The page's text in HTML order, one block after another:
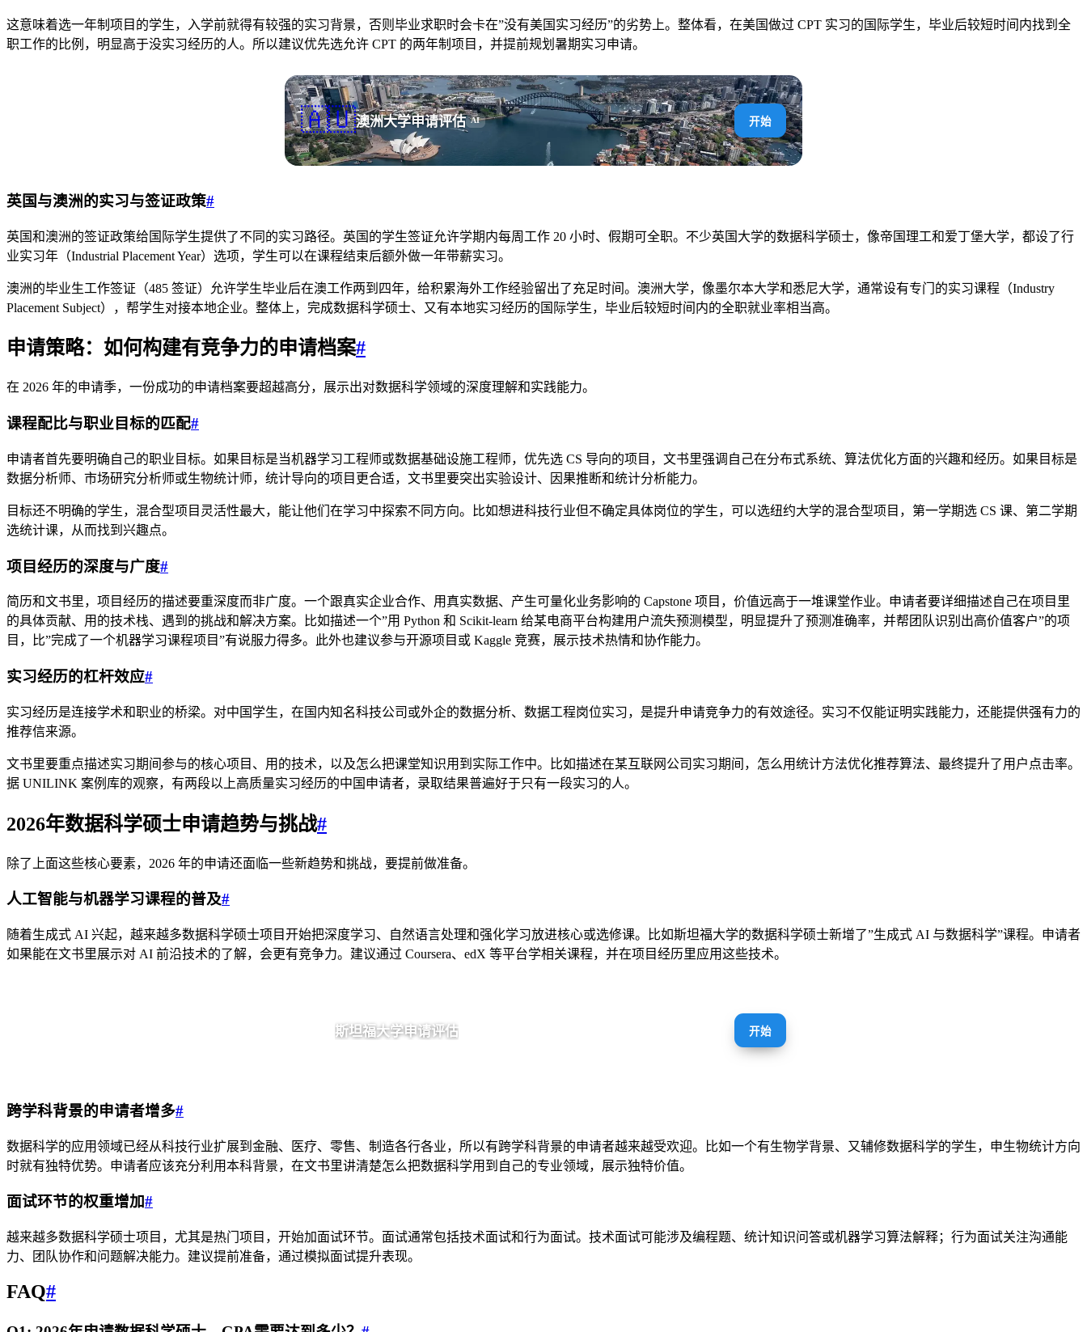
这意味着选一年制项目的学生，入学前就得有较强的实习背景，否则毕业求职时会卡在”没有美国实习经历”的劣势上。整体看，在美国做过 CPT 实习的国际学生，毕业后较短时间内找到全
职工作的比例，明显高于没实习经历的人。所以建议优先选允许 CPT 的两年制项目，并提前规划暑期实习申请。
🇦🇺澳洲大学申请评估 AI 开始
英国与澳洲的实习与签证政策#
英国和澳洲的签证政策给国际学生提供了不同的实习路径。英国的学生签证允许学期内每周工作 20 小时、假期可全职。不少英国大学的数据科学硕士，像帝国理工和爱丁堡大学，都设了行
业实习年（Industrial Placement Year）选项，学生可以在课程结束后额外做一年带薪实习。
澳洲的毕业生工作签证（485 签证）允许学生毕业后在澳工作两到四年，给积累海外工作经验留出了充足时间。澳洲大学，像墨尔本大学和悉尼大学，通常设有专门的实习课程（Industry
Placement Subject），帮学生对接本地企业。整体上，完成数据科学硕士、又有本地实习经历的国际学生，毕业后较短时间内的全职就业率相当高。
申请策略：如何构建有竞争力的申请档案#
在 2026 年的申请季，一份成功的申请档案要超越高分，展示出对数据科学领域的深度理解和实践能力。
课程配比与职业目标的匹配#
申请者首先要明确自己的职业目标。如果目标是当机器学习工程师或数据基础设施工程师，优先选 CS 导向的项目，文书里强调自己在分布式系统、算法优化方面的兴趣和经历。如果目标是
数据分析师、市场研究分析师或生物统计师，统计导向的项目更合适，文书里要突出实验设计、因果推断和统计分析能力。
目标还不明确的学生，混合型项目灵活性最大，能让他们在学习中探索不同方向。比如想进科技行业但不确定具体岗位的学生，可以选纽约大学的混合型项目，第一学期选 CS 课、第二学期
选统计课，从而找到兴趣点。
项目经历的深度与广度#
简历和文书里，项目经历的描述要重深度而非广度。一个跟真实企业合作、用真实数据、产生可量化业务影响的 Capstone 项目，价值远高于一堆课堂作业。申请者要详细描述自己在项目里
的具体贡献、用的技术栈、遇到的挑战和解决方案。比如描述一个”用 Python 和 Scikit-learn 给某电商平台构建用户流失预测模型，明显提升了预测准确率，并帮团队识别出高价值客户”的项
目，比”完成了一个机器学习课程项目”有说服力得多。此外也建议参与开源项目或 Kaggle 竞赛，展示技术热情和协作能力。
实习经历的杠杆效应#
实习经历是连接学术和职业的桥梁。对中国学生，在国内知名科技公司或外企的数据分析、数据工程岗位实习，是提升申请竞争力的有效途径。实习不仅能证明实践能力，还能提供强有力的
推荐信来源。
文书里要重点描述实习期间参与的核心项目、用的技术，以及怎么把课堂知识用到实际工作中。比如描述在某互联网公司实习期间，怎么用统计方法优化推荐算法、最终提升了用户点击率。
据 UNILINK 案例库的观察，有两段以上高质量实习经历的中国申请者，录取结果普遍好于只有一段实习的人。
2026年数据科学硕士申请趋势与挑战#
除了上面这些核心要素，2026 年的申请还面临一些新趋势和挑战，要提前做准备。
人工智能与机器学习课程的普及#
随着生成式 AI 兴起，越来越多数据科学硕士项目开始把深度学习、自然语言处理和强化学习放进核心或选修课。比如斯坦福大学的数据科学硕士新增了”生成式 AI 与数据科学”课程。申请者
如果能在文书里展示对 AI 前沿技术的了解，会更有竞争力。建议通过 Coursera、edX 等平台学相关课程，并在项目经历里应用这些技术。
斯坦福大学申请评估 开始
跨学科背景的申请者增多#
数据科学的应用领域已经从科技行业扩展到金融、医疗、零售、制造各行各业，所以有跨学科背景的申请者越来越受欢迎。比如一个有生物学背景、又辅修数据科学的学生，申生物统计方向
时就有独特优势。申请者应该充分利用本科背景，在文书里讲清楚怎么把数据科学用到自己的专业领域，展示独特价值。
面试环节的权重增加#
越来越多数据科学硕士项目，尤其是热门项目，开始加面试环节。面试通常包括技术面试和行为面试。技术面试可能涉及编程题、统计知识问答或机器学习算法解释；行为面试关注沟通能
力、团队协作和问题解决能力。建议提前准备，通过模拟面试提升表现。
FAQ#